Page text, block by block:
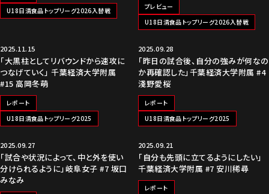
U18日清食品トップリーグ2026入替戦
プレビュー
U18日清食品トップリーグ2026入替戦
2025.11.15
「大黒柱としてリバウンドから速攻に
つなげていく」 千葉経済大学附属
#15 高岡冬萌
レポート
U18日清食品トップリーグ2025
2025.09.28
「昨日の試合後、自分の強みが何なの
か再確認した」千葉経済大学附属 #4
淺野愛桜
レポート
U18日清食品トップリーグ2025
2025.09.27
「試合や状況によって、中と外を使い
分けられるように」岐阜女子 #7 坂口
みなみ
2025.09.21
「自分も先頭に立てるようにしたい」
千葉経済大学附属 #7 安川稀尋
レポート